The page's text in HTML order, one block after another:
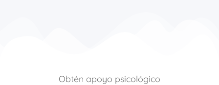
Obtén apoyo psicológico